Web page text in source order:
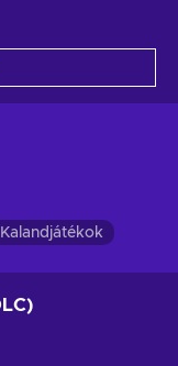
Kalandjátékok